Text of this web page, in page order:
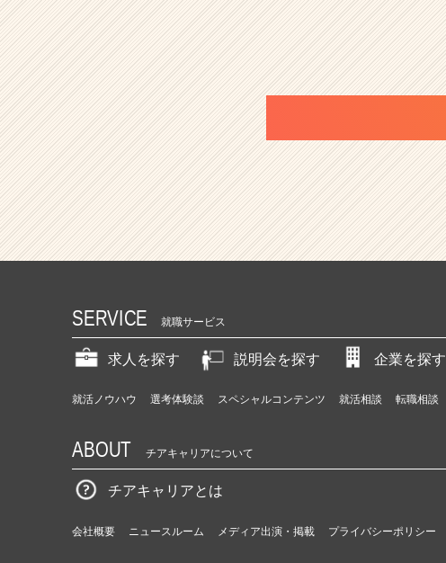
SERVICE 就職サービス
求人を探す 説明会を探す 企業を探す
就活ノウハウ 選考体験談 スペシャルコンテンツ 就活相談 転職相談
ABOUT チアキャリアについて
チアキャリアとは
会社概要 ニュースルーム メディア出演・掲載 プライバシーポリシー